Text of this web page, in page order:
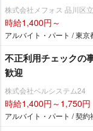
株式会社メフォス 品川区
時給1,400円～
アルバイト・パート / 東京
不正利用チェックの
歓迎
株式会社ベルシステム24
時給1,400円～1,750円
アルバイト・パート / 契約